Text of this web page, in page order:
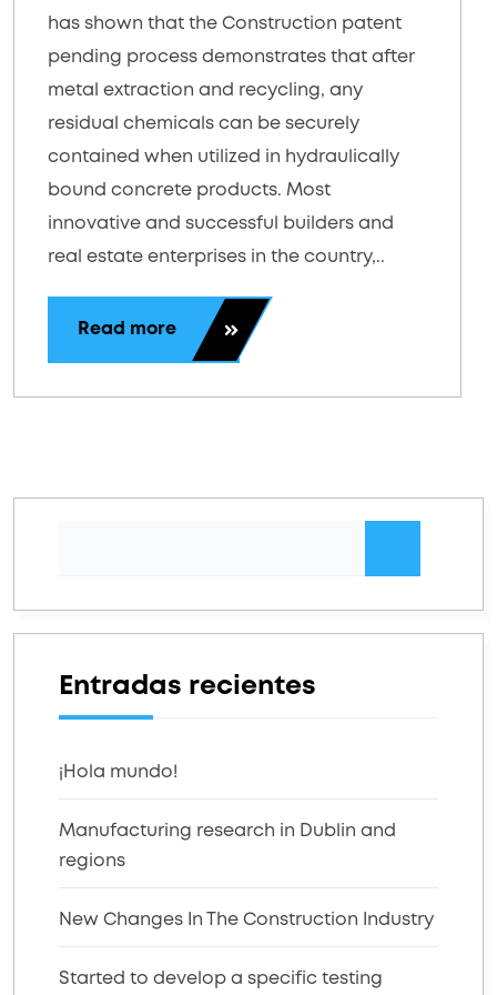
has shown that the Construction patent
pending process demonstrates that after
metal extraction and recycling, any
residual chemicals can be securely
contained when utilized in hydraulically
bound concrete products. Most
innovative and successful builders and
real estate enterprises in the country,..
Read more
Entradas recientes
¡Hola mundo!
Manufacturing research in Dublin and
regions
New Changes In The Construction Industry
Started to develop a specific testing